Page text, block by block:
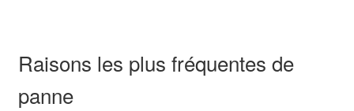
Raisons les plus fréquentes de
panne